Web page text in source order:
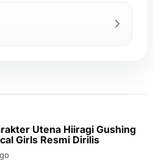
Utena Hiiragi Gushing
Girls Resmi Dirilis